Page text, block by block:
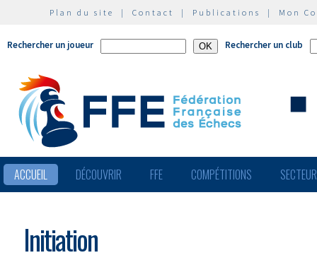
Plan du site | Contact | Publications | Mon
Rechercher un joueur Rechercher un club
ACCUEIL DÉCOUVRIR FFE COMPÉTITIONS
Initiation